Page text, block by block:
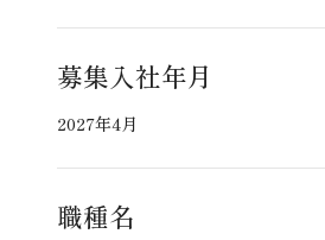
募集入社年月
2027年4月
職種名